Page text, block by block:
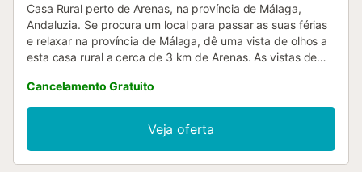
Casa Rural perto de Arenas, na província de Málaga,
Andaluzia. Se procura um local para passar as suas férias
e relaxar na província de Málaga, dê uma vista de olhos a
esta casa rural a cerca de 3 km de Arenas. As vistas de
permitem-lhe desfrutar das suas merecidas férias num
ambiente que dificilmente esquecerá. Desfrute das
temperaturas amenas desta área da Andaluzia enquanto
se apaixona pelas vistas desimpedidas que se estendem
diante dos seus olhos: o vale a seus pés, decorado com
Cancelamento Gratuito
Veja oferta